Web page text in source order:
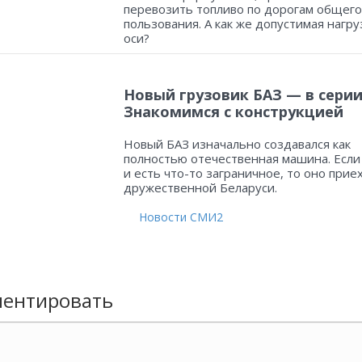
перевозить топливо по дорогам общего
пользования. А как же допустимая
оси?
Новый грузовик БАЗ — в
Знакомимся с конструкцией
Новый БАЗ изначально создавался как
полностью отечественная машина.
и есть что-то заграничное, то оно
дружественной Беларуси.
Новости СМИ2